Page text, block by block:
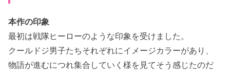
本作の印象
最初は戦隊ヒーローのような印象を受けました。
クールドジ男子たちそれぞれにイメージカラーがあり、
物語が進むにつれ集合していく様を見てそう感じたのだ